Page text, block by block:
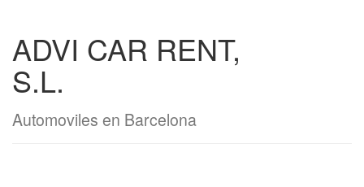
ADVI CAR RENT,
S.L.
Automoviles en Barcelona